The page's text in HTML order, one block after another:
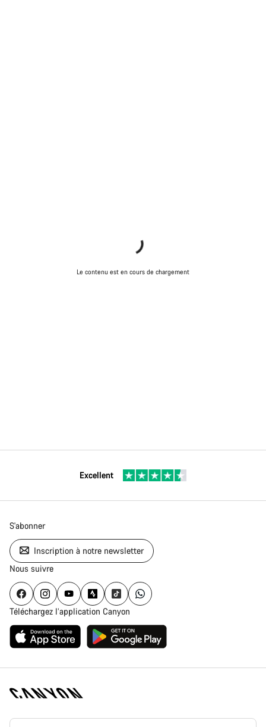
Le contenu est en cours de chargement
Excellent
S'abonner
Inscription à notre newsletter
Nous suivre
Téléchargez l’application Canyon
Page